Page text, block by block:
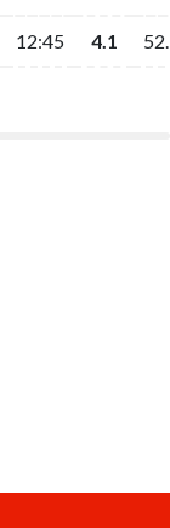
12:45 4.1
12:45 4.1